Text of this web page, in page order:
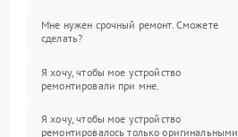
Мне нужен срочный ремонт. Сможете
сделать?
Я хочу, чтобы мое устройство
ремонтировали при мне.
Я хочу, чтобы мое устройство
ремонтировалось только оригинальными